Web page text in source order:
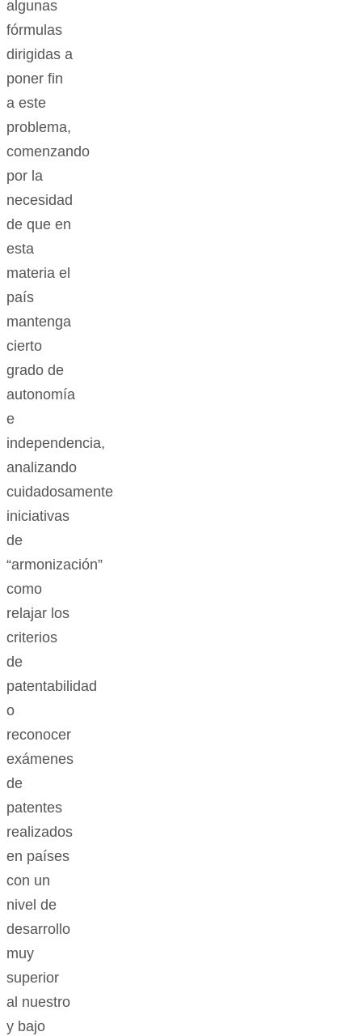
algunas
fórmulas
dirigidas a
poner fin
a este
problema,
comenzando
por la
necesidad
de que en
esta
materia el
país
mantenga
cierto
grado de
autonomía
e
independencia,
analizando
cuidadosamente
iniciativas
de
“armonización”
como
relajar los
criterios
de
patentabilidad
o
reconocer
exámenes
de
patentes
realizados
en países
con un
nivel de
desarrollo
muy
superior
al nuestro
y bajo